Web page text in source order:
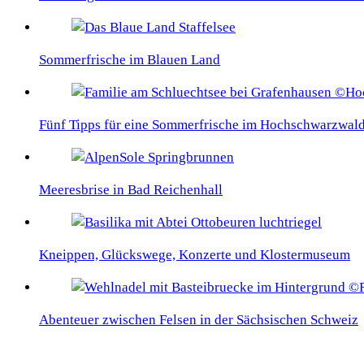
Sommerfrische im Blauen Land
Fünf Tipps für eine Sommerfrische im
Meeresbrise in Bad Reichenhall
Kneippen, Glückswege, Konzerte und Klostermuseum
Abenteuer zwischen Felsen in der Sächsischen Schweiz